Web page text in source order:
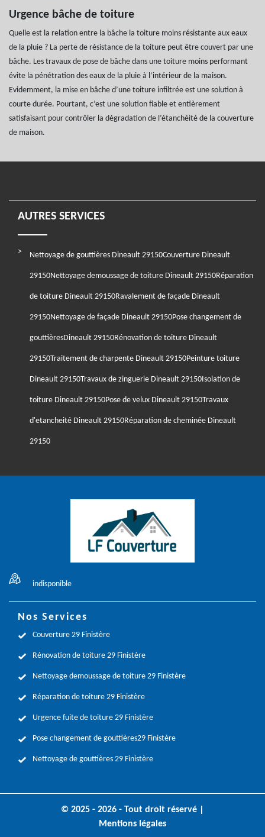
Urgence bâche de toiture
Quelle est la relation entre la bâche la toiture moins résistante aux eaux
de la pluie ? La perte de résistance de la toiture peut être couvert par une
bâche. Les travaux de pose de bâche dans une toiture moins performant
évite la pénétration des eaux de la pluie à l’intérieur de la maison.
Evidemment, la mise en bâche d’une toiture infiltrée est une solution à
courte durée. Pourtant, c’est une solution fiable et entièrement
satisfaisant pour contrôler la dégradation de l’étanchéité de la couverture
de maison.
AUTRES SERVICES
Nettoyage de gouttières Dineault 29150Couverture Dineault
29150Nettoyage demoussage de toiture Dineault 29150Réparation
de toiture Dineault 29150Ravalement de façade Dineault
29150Nettoyage de façade Dineault 29150Pose changement de
gouttièresDineault 29150Rénovation de toiture Dineault
29150Traitement de charpente Dineault 29150Peinture toiture
Dineault 29150Travaux de zinguerie Dineault 29150Isolation de
toiture Dineault 29150Pose de velux Dineault 29150Travaux
d'etancheité Dineault 29150Réparation de cheminée Dineault
29150
indisponible
Nos Services
Couverture 29 Finistère
Rénovation de toiture 29 Finistère
Nettoyage demoussage de toiture 29 Finistère
Réparation de toiture 29 Finistère
Urgence fuite de toiture 29 Finistère
Pose changement de gouttières29 Finistère
Nettoyage de gouttières 29 Finistère
© 2025 - 2026 - Tout droit réservé |
Mentions légales